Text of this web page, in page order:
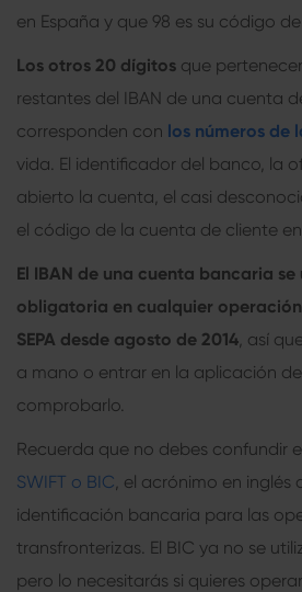
en España y que 98 es su código
Los otros 20 dígitos que
restantes del IBAN de una cuenta
corresponden con los números de
vida. El identificador del banco, la
abierto la cuenta, el casi
el código de la cuenta de cliente en
El IBAN de una cuenta bancaria se
obligatoria en cualquier
SEPA desde agosto de 2014 , así
a mano o entrar en la aplicación
comprobarlo.
Recuerda que no debes confundir
SWIFT o BIC , el acrónimo en
identificación bancaria para las
transfronterizas. El BIC ya no se
pero lo necesitarás si quieres